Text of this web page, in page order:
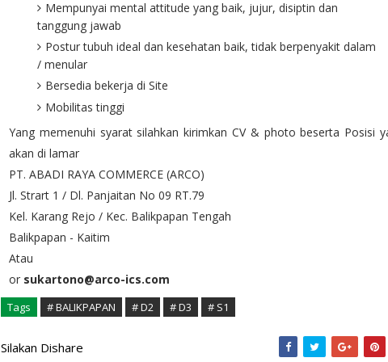
Mempunyai mental attitude yang baik, jujur, disiptin dan
tanggung jawab
Postur tubuh ideal dan kesehatan baik, tidak berpenyakit dalam
/ menular
Bersedia bekerja di Site
Mobilitas tinggi
Yang memenuhi syarat silahkan kirimkan CV & photo beserta Posisi
akan di lamar
PT. ABADI RAYA COMMERCE (ARCO)
Jl. Strart 1 / Dl. Panjaitan No 09 RT.79
Kel. Karang Rejo / Kec. Balikpapan Tengah
Balikpapan - Kaitim
Atau
or sukartono@arco-ics.com
Tags # BALIKPAPAN # D2 # D3 # S1
Silakan Dishare